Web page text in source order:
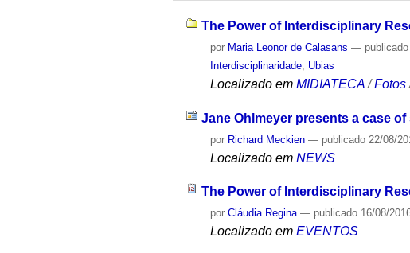
The Power of Interdisciplinary
por Maria Leonor de Calasans — publicado
Interdisciplinaridade Ubias
Localizado em MIDIATECA /Fotos
Jane Ohlmeyer presents a case
por Richard Meckien — publicado 22/08/
Localizado em NEWS
The Power of Interdisciplinary
porCláudia Regina — publicado 16/08/
Localizado em EVENTOS